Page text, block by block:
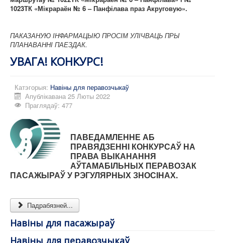
1023ТК «Мікрараён № 6– Панфілава праз Акруговую».
ПАКАЗАНУЮ ІНФАРМАЦЫЮ ПРОСІМ УЛІЧВАЦЬ ПРЫ
ПЛАНАВАННІ ПАЕЗДАК.
УВАГА! КОНКУРС!
Катэгорыя: Навіны для перавозчыкаў
Апублікавана 25 Люты 2022
Праглядаў: 477
ПАВЕДАМЛЕННЕ АБ
ПРАВЯДЗЕННІ КОНКУРСАЎ НА
ПРАВА ВЫКАНАННЯ
АЎТАМАБІЛЬНЫХ ПЕРАВОЗАК
ПАСАЖЫРАЎ У РЭГУЛЯРНЫХ ЗНОСІНАХ.
Падрабязней...
Навіны для пасажыраў